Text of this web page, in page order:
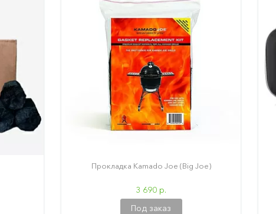
Прокладка Kamado Joe (Big Joe)
3 690 р.
Под заказ